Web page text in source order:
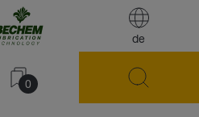
de
0